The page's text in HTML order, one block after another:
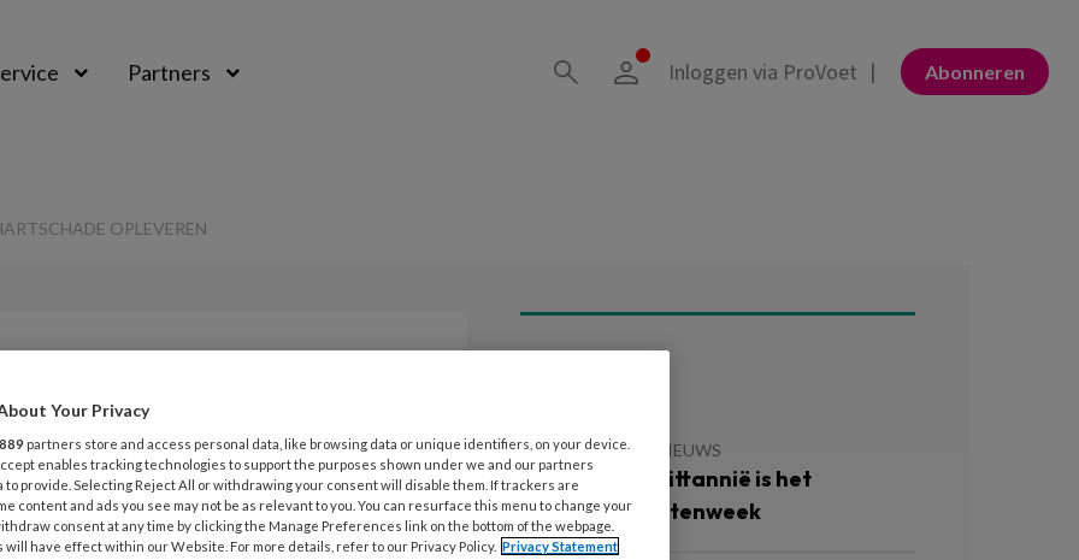
Partners Abonneren
Inloggen via ProVoet
OPLEVEREN
kan
23 APRIL 2026 NIEUWS
En in Groot-Brittannië is het
Nationale Voetenweek
Your Privacy
889 partners store and access personal data, like browsing data or unique identifiers, on your device.
enables tracking technologies to support the purposes shown under we and our partners
to provide. Selecting Reject All or withdrawing your consent will disable them. If trackers are
content and ads you see may not be as relevant to you. You can resurface this menu to change your
consent at any time by clicking the Manage Preferences link on the bottom of the webpage.
will have effect within our Website. For more details, refer to our Privacy Policy. Privacy Statement